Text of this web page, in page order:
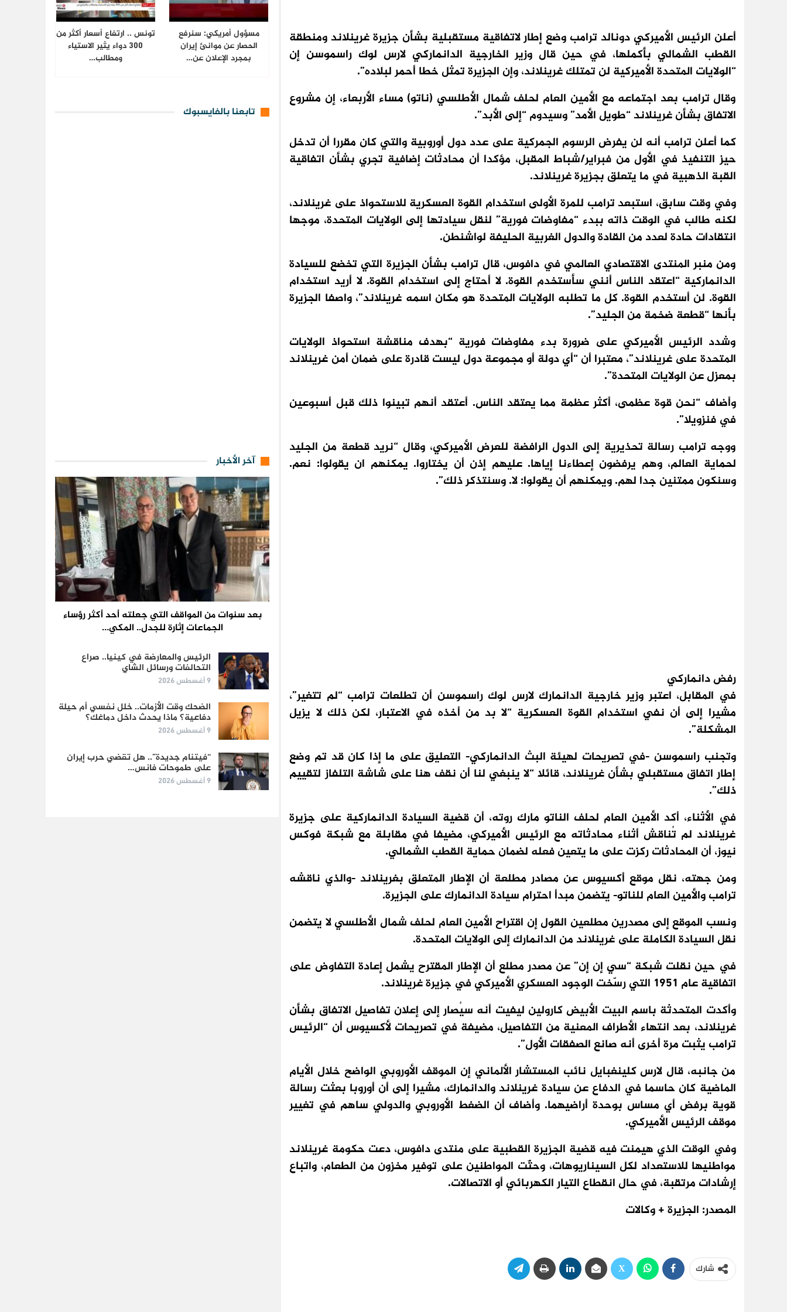
أعلن الرئيس الأميركي دونالد ترامب وضع إطار لاتفاقية مستقبلية بشأن جزيرة غرينلاند ومنطقة
القطب الشمالي بأكملها، في حين قال وزير الخارجية الدانماركي لارس لوك راسموسن إن
“الولايات المتحدة الأميركية لن تمتلك غرينلاند، وإن الجزيرة تمثل خطا أحمر لبلاده”.
وقال ترامب بعد اجتماعه مع الأمين العام لحلف شمال الأطلسي (ناتو) مساء الأربعاء، إن مشروع
الاتفاق بشأن غرينلاند “طويل الأمد” وسيدوم “إلى الأبد”.
كما أعلن ترامب أنه لن يفرض الرسوم الجمركية على عدد دول أوروبية والتي كان مقررا أن تدخل
حيز التنفيذ في الأول من فبراير/شباط المقبل، مؤكدا أن محادثات إضافية تجري بشأن اتفاقية
القبة الذهبية في ما يتعلق بجزيرة غرينلاند.
وفي وقت سابق، استبعد ترامب للمرة الأولى استخدام القوة العسكرية للاستحواذ على غرينلاند،
لكنه طالب في الوقت ذاته ببدء “مفاوضات فورية” لنقل سيادتها إلى الولايات المتحدة، موجها
انتقادات حادة لعدد من القادة والدول الغربية الحليفة لواشنطن.
ومن منبر المنتدى الاقتصادي العالمي في دافوس، قال ترامب بشأن الجزيرة التي تخضع للسيادة
الدانماركية “اعتقد الناس أنني سأستخدم القوة. لا أحتاج إلى استخدام القوة. لا أريد استخدام
القوة. لن أستخدم القوة. كل ما تطلبه الولايات المتحدة هو مكان اسمه غرينلاند”، واصفا الجزيرة
بأنها “قطعة ضخمة من الجليد”.
وشدد الرئيس الأميركي على ضرورة بدء مفاوضات فورية “بهدف مناقشة استحواذ الولايات
المتحدة على غرينلاند”، معتبرا أن “أي دولة أو مجموعة دول ليست قادرة على ضمان أمن غرينلاند
بمعزل عن الولايات المتحدة”.
وأضاف “نحن قوة عظمى، أكثر عظمة مما يعتقد الناس. أعتقد أنهم تبينوا ذلك قبل أسبوعين
في فنزويلا”.
ووجه ترامب رسالة تحذيرية إلى الدول الرافضة للعرض الأميركي، وقال “نريد قطعة من الجليد
لحماية العالم، وهم يرفضون إعطاءنا إياها. عليهم إذن أن يختاروا. يمكنهم ان يقولوا: نعم.
وسنكون ممتنين جدا لهم. ويمكنهم أن يقولوا: لا. وسنتذكر ذلك”.
رفض دانماركي
في المقابل، اعتبر وزير خارجية الدانمارك لارس لوك راسموسن أن تطلعات ترامب “لم تتغير”،
مشيرا إلى أن نفي استخدام القوة العسكرية “لا بد من أخذه في الاعتبار، لكن ذلك لا يزيل
المشكلة”.
وتجنب راسموسن -في تصريحات لهيئة البث الدانماركي- التعليق على ما إذا كان قد تم وضع
إطار اتفاق مستقبلي بشأن غرينلاند، قائلا “لا ينبغي لنا أن نقف هنا على شاشة التلفاز لتقييم
ذلك”.
في الأثناء، أكد الأمين العام لحلف الناتو مارك روته، أن قضية السيادة الدانماركية على جزيرة
غرينلاند لم تُناقش أثناء محادثاته مع الرئيس الأميركي، مضيفا في مقابلة مع شبكة فوكس
نيوز، أن المحادثات ركزت على ما يتعين فعله لضمان حماية القطب الشمالي.
ومن جهته، نقل موقع أكسيوس عن مصادر مطلعة أن الإطار المتعلق بغرينلاند -والذي ناقشه
ترامب والأمين العام للناتو- يتضمن مبدأ احترام سيادة الدانمارك على الجزيرة.
ونسب الموقع إلى مصدرين مطلعين القول إن اقتراح الأمين العام لحلف شمال الأطلسي لا يتضمن
نقل السيادة الكاملة على غرينلاند من الدانمارك إلى الولايات المتحدة.
في حين نقلت شبكة “سي إن إن” عن مصدر مطلع أن الإطار المقترح يشمل إعادة التفاوض على
اتفاقية عام 1951 التي رسّخت الوجود العسكري الأميركي في جزيرة غرينلاند.
وأكدت المتحدثة باسم البيت الأبيض كارولين ليفيت أنه سيُصار إلى إعلان تفاصيل الاتفاق بشأن
غرينلاند، بعد انتهاء الأطراف المعنية من التفاصيل، مضيفة في تصريحات لأكسيوس أن “الرئيس
ترامب يثبت مرة أخرى أنه صانع الصفقات الأول”.
من جانبه، قال لارس كلينغبايل نائب المستشار الألماني إن الموقف الأوروبي الواضح خلال الأيام
الماضية كان حاسما في الدفاع عن سيادة غرينلاند والدانمارك، مشيرا إلى أن أوروبا بعثت رسالة
قوية برفض أي مساس بوحدة أراضيهما. وأضاف أن الضغط الأوروبي والدولي ساهم في تغيير
موقف الرئيس الأميركي.
وفي الوقت الذي هيمنت فيه قضية الجزيرة القطبية على منتدى دافوس، دعت حكومة غرينلاند
مواطنيها للاستعداد لكل السيناريوهات، وحثّت المواطنين على توفير مخزون من الطعام، واتباع
إرشادات مرتقبة، في حال انقطاع التيار الكهربائي أو الاتصالات.
المصدر: الجزيرة + وكالات
شارك
مسؤول أمريكي: سنرفع
الحصار عن موانئ إيران
بمجرد الإعلان عن…
تونس .. ارتفاع أسعار أكثر من
300 دواء يثير الاستياء
ومطالب…
تابعنا بالفايسبوك
آخر الأخبار
بعد سنوات من المواقف التي جعلته أحد أكثر رؤساء
الجماعات إثارة للجدل.. المكي…
الرئيس والمعارضة في كينيا.. صراع
التحالفات ورسائل الشاي
9 أغسطس 2026
الضحك وقت الأزمات.. خلل نفسي أم حيلة
دفاعية؟ ماذا يحدث داخل دماغك؟
9 أغسطس 2026
“فيتنام جديدة”.. هل تقضي حرب إيران
على طموحات فانس…
9 أغسطس 2026